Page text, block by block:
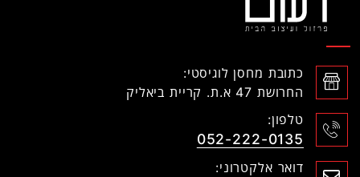
כתובת מחסן לוגיסטי:
החרושת 47 א.ת. קריית ביאליק
טלפון:
052-222-0135
דואר אלקטרוני: